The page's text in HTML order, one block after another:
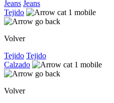
Jeans Jeans
Tejido
Volver
Tejido Tejido
Calzado
Volver